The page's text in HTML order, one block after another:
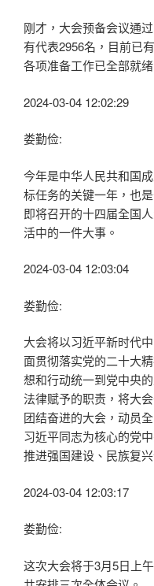
刚才，大会预备会议通
有代表2956名，目前已
各项准备工作已全部就绪
2024-03-04 12:02:29
娄勤俭:
今年是中华人民共和国
标任务的关键一年，也
即将召开的十四届全国
活中的一件大事。
2024-03-04 12:03:04
娄勤俭:
大会将以习近平新时代
面贯彻落实党的二十大
想和行动统一到党中央
法律赋予的职责，将大
团结奋进的大会，动员
习近平同志为核心的党
推进强国建设、民族复
2024-03-04 12:03:17
娄勤俭:
这次大会将于3月5日上